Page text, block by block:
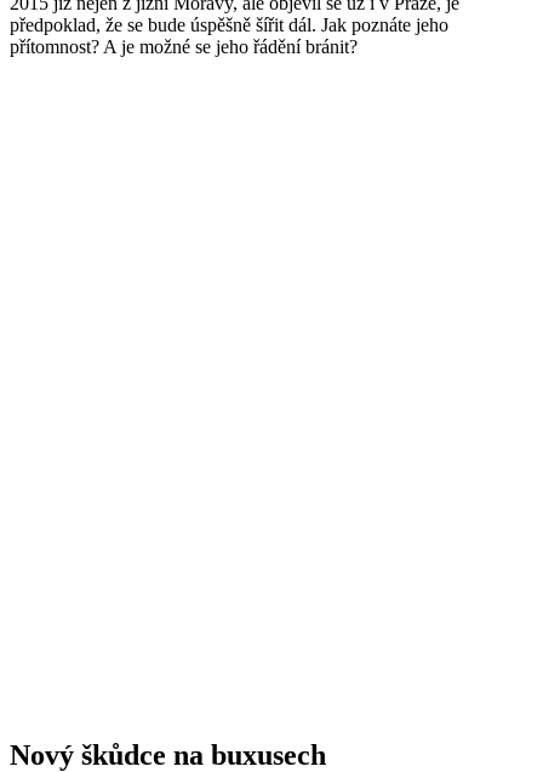
předpoklad, že se bude úspěšně šířit dál. Jak poznáte jeho
přítomnost? A je možné se jeho řádění bránit?
Nový škůdce na buxusech